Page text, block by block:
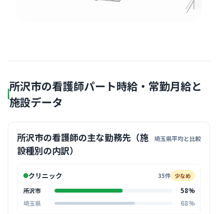
所沢市の看護師パート時給・常勤月給と
施設データ
所沢市の看護師の主な勤務先（施
設種別の内訳）
埼玉県平均と比較
クリニック 35件 少なめ
所沢市 58%
埼玉県 68%